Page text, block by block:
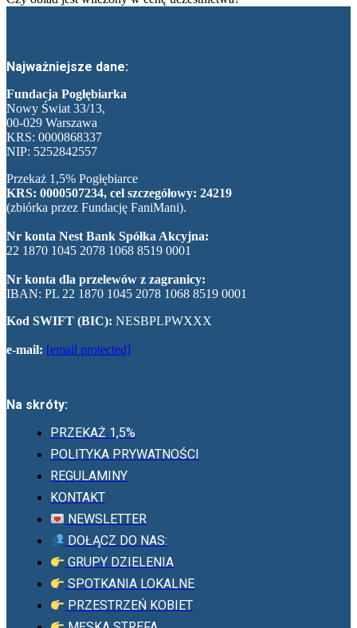
Najważniejsze dane:
Fundacja Pogłębiarka
Nowy Świat 33/13,
00-029 Warszawa
KRS: 0000868337
NIP: 5252842557
Przekaż 1,5% Pogłębiarce
KRS: 0000507234, cel szczegółowy: 24219
(zbiórka przez Fundację FaniMani).
Nr konta Nest Bank Spółka Akcyjna:
22 1870 1045 2078 1068 8519 0001
Nr konta dla przelewów z zagranicy:
IBAN: PL 22 1870 1045 2078 1068 8519 0001
Kod SWIFT (BIC): NESBPLPWXXX
e-mail: [email protected]
Na skróty:
PRZEKAŻ 1,5%
POLITYKA PRYWATNOŚCI
REGULAMINY
KONTAKT
NEWSLETTER
DOŁĄCZ DO NAS:
GRUPY DZIELENIA
SPOTKANIA LOKALNE
PRZESTRZEŃ KOBIET